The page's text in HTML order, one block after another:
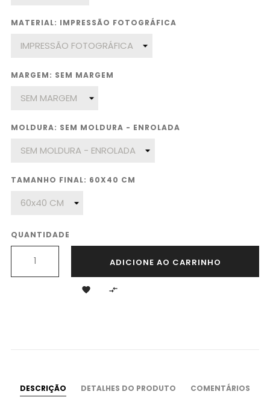
MATERIAL: IMPRESSÃO FOTOGRÁFICA
MARGEM: SEM MARGEM
MOLDURA: SEM MOLDURA - ENROLADA
TAMANHO FINAL: 60X40 CM
QUANTIDADE
ADICIONE AO CARRINHO
 
DESCRIÇÃO DETALHES DO PRODUTO COMENTÁRIOS